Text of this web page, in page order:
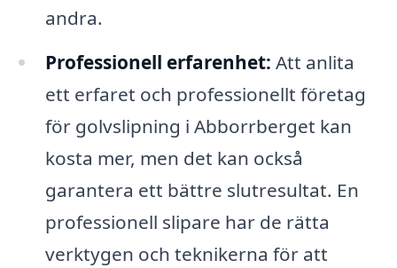
andra.
Professionell erfarenhet: Att anlita
ett erfaret och professionellt företag
för golvslipning i Abborrberget kan
kosta mer, men det kan också
garantera ett bättre slutresultat. En
professionell slipare har de rätta
verktygen och teknikerna för att